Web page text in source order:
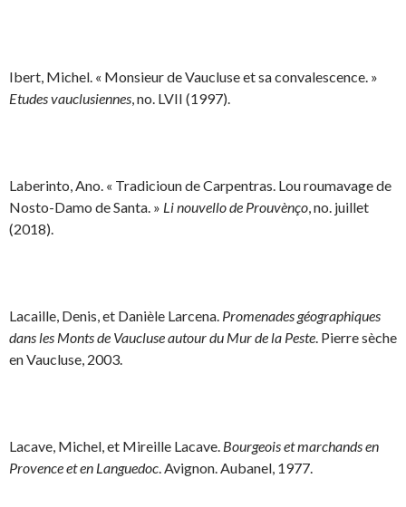
Ibert, Michel. « Monsieur de Vaucluse et sa convalescence. »
Etudes vauclusiennes, no. LVII (1997).
Laberinto, Ano. « Tradicioun de Carpentras. Lou roumavage de
Nosto-Damo de Santa. » Li nouvello de Prouvènço, no. juillet
(2018).
Lacaille, Denis, et Danièle Larcena. Promenades géographiques
dans les Monts de Vaucluse autour du Mur de la Peste. Pierre sèche
en Vaucluse, 2003.
Lacave, Michel, et Mireille Lacave. Bourgeois et marchands en
Provence et en Languedoc. Avignon. Aubanel, 1977.